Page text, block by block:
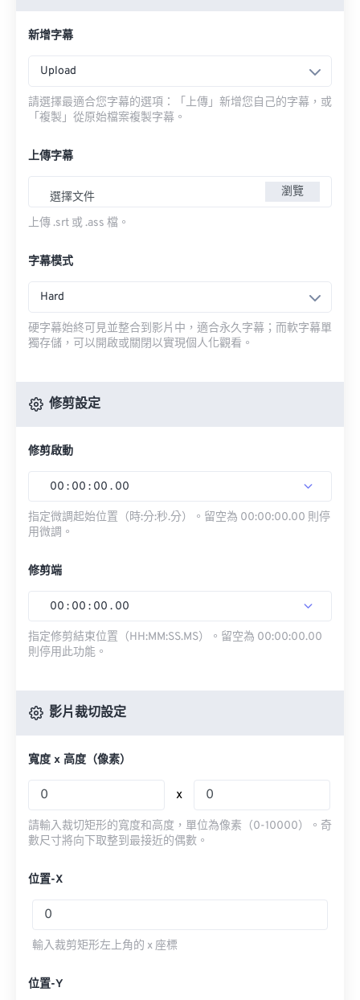
新增字幕
Upload
請選擇最適合您字幕的選項：「上傳」新增您自己的字幕，或
「複製」從原始檔案複製字幕。
上傳字幕
選擇文件 瀏覽
上傳 .srt 或 .ass 檔。
字幕模式
Hard
硬字幕始終可見並整合到影片中，適合永久字幕；而軟字幕單
獨存儲，可以開啟或關閉以實現個人化觀看。
修剪設定
修剪啟動
00 : 00 : 00 . 00
指定微調起始位置（時:分:秒.分）。留空為 00:00:00.00 則停
用微調。
修剪端
00 : 00 : 00 . 00
指定修剪結束位置（HH:MM:SS.MS）。留空為 00:00:00.00
則停用此功能。
影片裁切設定
寬度 x 高度（像素）
x
請輸入裁切矩形的寬度和高度，單位為像素（0-10000）。奇
數尺寸將向下取整到最接近的偶數。
位置-X
輸入裁剪矩形左上角的 x 座標
位置-Y